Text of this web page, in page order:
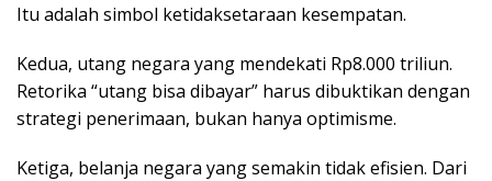
Itu adalah simbol ketidaksetaraan kesempatan.
Kedua, utang negara yang mendekati Rp8.000 triliun.
Retorika “utang bisa dibayar” harus dibuktikan dengan
strategi penerimaan, bukan hanya optimisme.
Ketiga, belanja negara yang semakin tidak efisien. Dari